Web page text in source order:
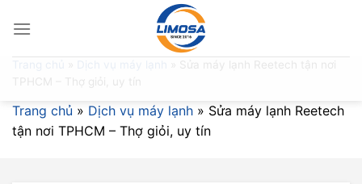
Sửa máy lạnh Reetech tận nơi
TPHCM – Thợ giỏi, uy tín
Trang chủ » Dịch vụ máy lạnh » Sửa máy lạnh Reetech
tận nơi TPHCM – Thợ giỏi, uy tín